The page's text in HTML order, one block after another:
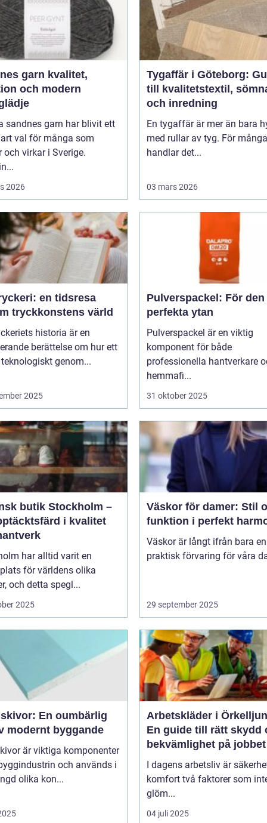
garn kvalitet,
och modern
sandnes garn har blivit ett
val för många som
och virkar i Sverige.
2026
Tygaffär i Göteborg:
till kvalitetstextil,
och inredning
En tygaffär är mer än bara
med rullar av tyg. För många
handlar det...
03 mars 2026
en tidsresa
tryckkonstens värld
historia är en
berättelse om hur ett
genom...
2025
Pulverspackel: För den
perfekta ytan
Pulverspackel är en viktig
komponent för både
professionella hantverkare
hemmafi...
31 oktober 2025
butik Stockholm –
i kvalitet
har alltid varit en
för världens olika
och detta spegl...
2025
Väskor för damer: Stil
funktion i perfekt
Väskor är långt ifrån bara en
praktisk förvaring för våra
29 september 2025
En oumbärlig
modernt byggande
är viktiga komponenter
och används i
olika kon...
Arbetskläder i
En guide till rätt skydd
bekvämlighet på jobbet
I dagens arbetsliv är
komfort två faktorer som
glöm...
04 juli 2025